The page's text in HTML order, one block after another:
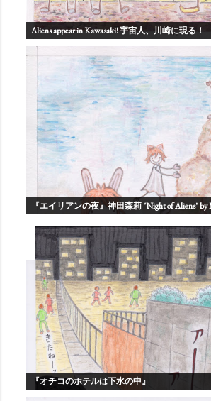
Aliens appear in Kawasaki! 宇宙人、川崎に現る！
『エイリアンの夜』神田森莉 "Night of Aliens" by
『オチコのホテルは下水の中』